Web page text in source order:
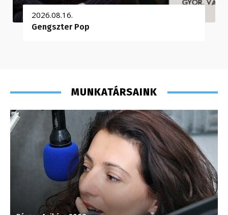
2026.08.16.
Gengszter Pop
MUNKATÁRSAINK